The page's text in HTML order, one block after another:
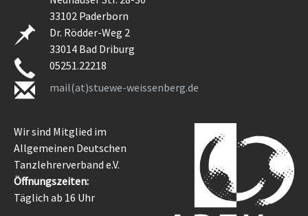
33102 Paderborn
Dr. Rödder-Weg 2
33014 Bad Driburg
05251.22218
mail(at)stuewe-weissenberg.de
Wir sind Mitglied im
Allgemeinen Deutschen
Tanzlehrerverband e.V.
Öffnungszeiten:
Täglich ab 16 Uhr